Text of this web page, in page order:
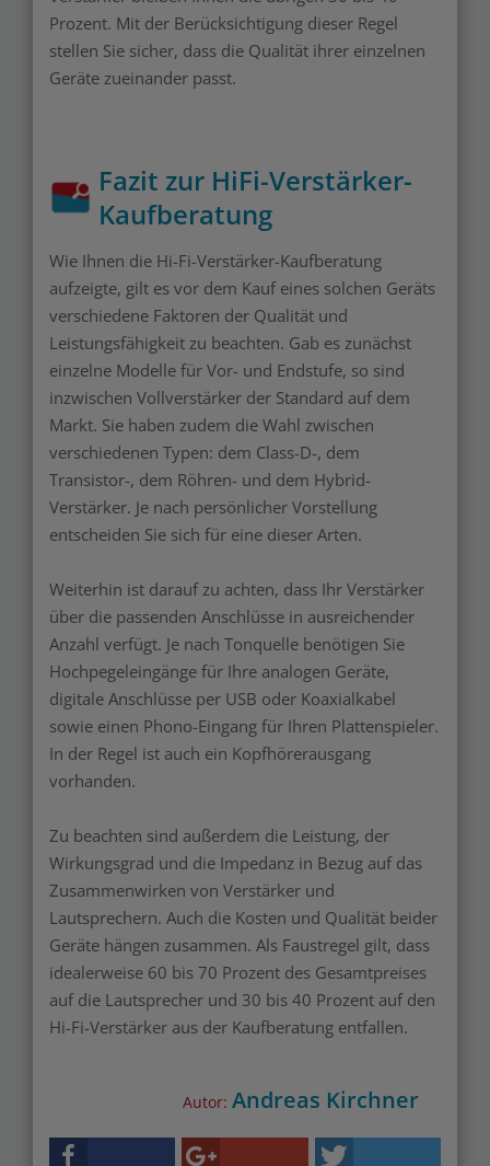
Prozent. Mit der Berücksichtigung dieser Regel
stellen Sie sicher, dass die Qualität ihrer einzelnen
Geräte zueinander passt.
Fazit zur HiFi-Verstärker-
Kaufberatung
Wie Ihnen die Hi-Fi-Verstärker-Kaufberatung
aufzeigte, gilt es vor dem Kauf eines solchen Geräts
verschiedene Faktoren der Qualität und
Leistungsfähigkeit zu beachten. Gab es zunächst
einzelne Modelle für Vor- und Endstufe, so sind
inzwischen Vollverstärker der Standard auf dem
Markt. Sie haben zudem die Wahl zwischen
verschiedenen Typen: dem Class-D-, dem
Transistor-, dem Röhren- und dem Hybrid-
Verstärker. Je nach persönlicher Vorstellung
entscheiden Sie sich für eine dieser Arten.
Weiterhin ist darauf zu achten, dass Ihr Verstärker
über die passenden Anschlüsse in ausreichender
Anzahl verfügt. Je nach Tonquelle benötigen Sie
Hochpegeleingänge für Ihre analogen Geräte,
digitale Anschlüsse per USB oder Koaxialkabel
sowie einen Phono-Eingang für Ihren Plattenspieler.
In der Regel ist auch ein Kopfhörerausgang
vorhanden.
Zu beachten sind außerdem die Leistung, der
Wirkungsgrad und die Impedanz in Bezug auf das
Zusammenwirken von Verstärker und
Lautsprechern. Auch die Kosten und Qualität beider
Geräte hängen zusammen. Als Faustregel gilt, dass
idealerweise 60 bis 70 Prozent des Gesamtpreises
auf die Lautsprecher und 30 bis 40 Prozent auf den
Hi-Fi-Verstärker aus der Kaufberatung entfallen.
Autor: Andreas Kirchner